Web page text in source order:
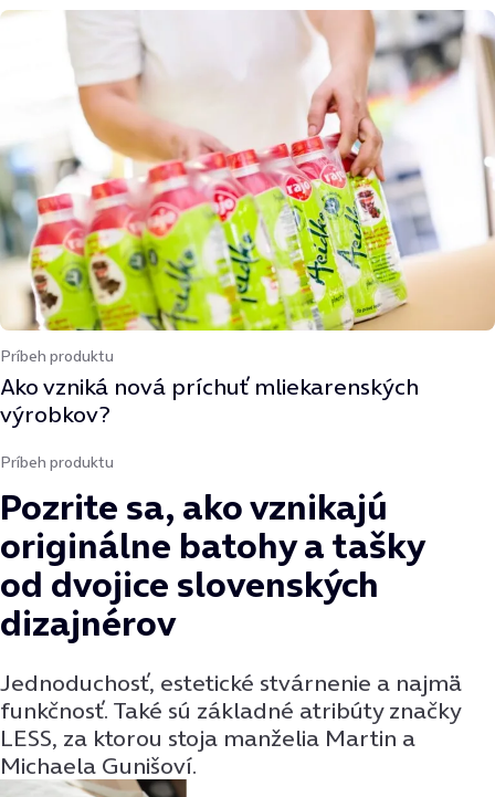
Príbeh produktu
Ako vzniká nová príchuť mliekarenských
výrobkov?
Príbeh produktu
Pozrite sa, ako vznikajú
originálne batohy a tašky
od dvojice slovenských
dizajnérov
Jednoduchosť, estetické stvárnenie a najmä
funkčnosť. Také sú základné atribúty značky
LESS, za ktorou stoja manželia Martin a
Michaela Gunišoví.